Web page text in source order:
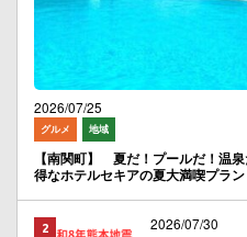
2026/07/25
グルメ 地域
【南関町】 夏だ！プールだ！温
得なホテルセキアの夏大満喫プラン
2026/07/30